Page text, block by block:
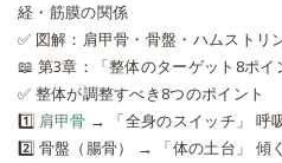
経・筋膜の関係
✅ 図解：肩甲骨・骨盤・ハムストリ
📖 第3章：「整体のターゲット8ポイ
✅ 整体が調整すべき8つのポイント
1️⃣ 肩甲骨 → 「全身のスイッチ」 呼
2️⃣ 骨盤（腸骨）
→ 「体の土台」 傾